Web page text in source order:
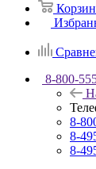
8-800-
8-
8-
8-